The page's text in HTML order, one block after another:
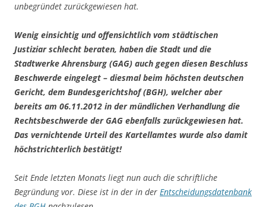
unbegründet zurückgewiesen hat.
Wenig einsichtig und offensichtlich vom städtischen
Justiziar schlecht beraten, haben die Stadt und die
Stadtwerke Ahrensburg (GAG) auch gegen diesen Beschluss
Beschwerde eingelegt – diesmal beim höchsten deutschen
Gericht, dem Bundesgerichtshof (BGH), welcher aber
bereits am 06.11.2012 in der mündlichen Verhandlung die
Rechtsbeschwerde der GAG ebenfalls zurückgewiesen hat.
Das vernichtende Urteil des Kartellamtes wurde also damit
höchstrichterlich bestätigt!
Seit Ende letzten Monats liegt nun auch die schriftliche
Begründung vor. Diese ist in der in der Entscheidungsdatenbank